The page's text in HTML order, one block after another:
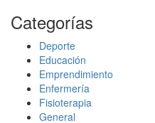
Categorías
Deporte
Educación
Emprendimiento
Enfermería
Fisioterapia
General